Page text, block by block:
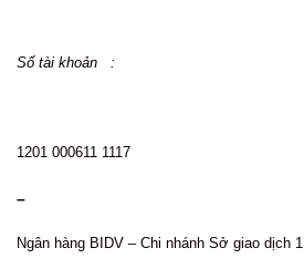
Số tài khoản :
1201 000611 1117
–
Ngân hàng BIDV – Chi nhánh Sở giao dịch 1